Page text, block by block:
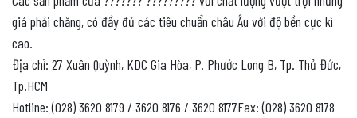
giá phải chăng, có đầy đủ các tiêu chuẩn châu Âu với độ bền cực kì
cao.
Địa chỉ: 27 Xuân Quỳnh, KDC Gia Hòa, P. Phước Long B, Tp. Thủ Đức,
Tp.HCM
Hotline: (028) 3620 8179 / 3620 8176 / 3620 8177Fax: (028) 3620 8178